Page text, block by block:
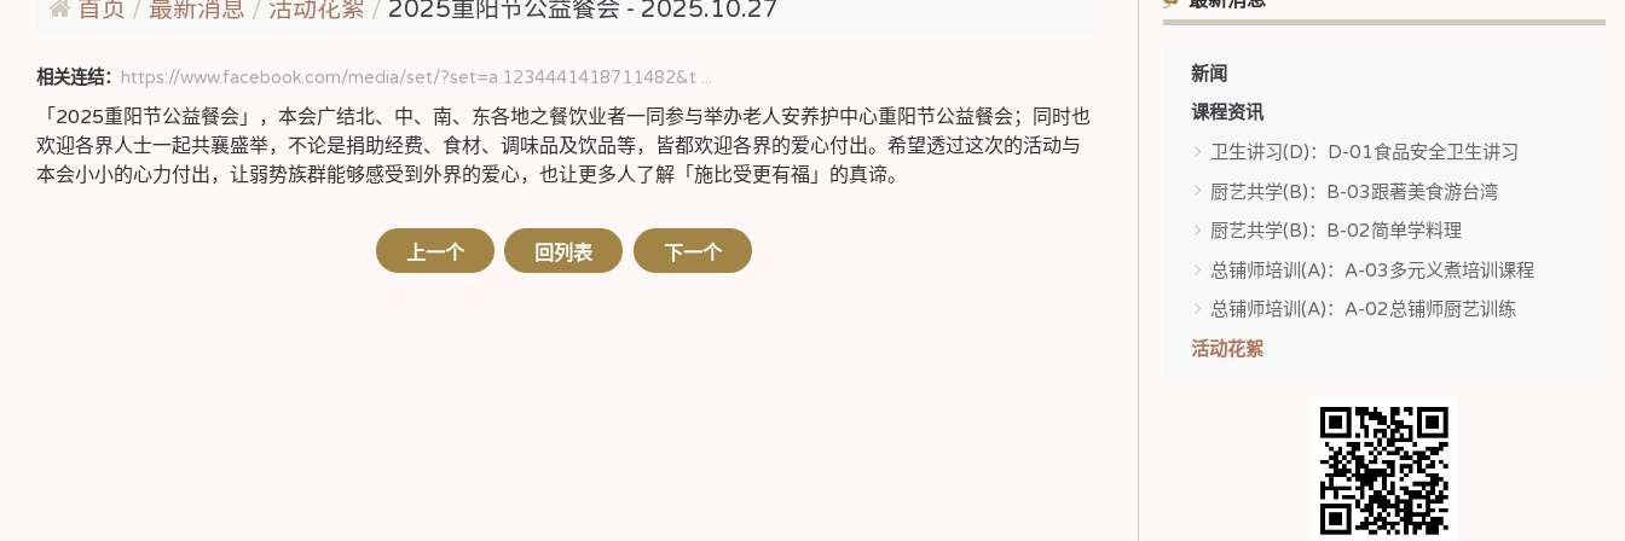
新闻
课程资讯
卫生讲习(D)：D-01食品安全卫生讲习
厨艺共学(B)：B-03跟著美食游台湾
厨艺共学(B)：B-02简单学料理
总铺师培训(A)：A-03多元义煮培训课程
总铺师培训(A)：A-02总铺师厨艺训练
活动花絮
首页 最新消息 活动花絮 2025重阳节公益餐会 - 2025.10.27
相关连结： https://www.facebook.com/media/set/?set=a.1234441418711482&t ...
「2025重阳节公益餐会」，本会广结北、中、南、东各地之餐饮业者一同参与举办老人安养护中心重阳节公益餐会；同时也
欢迎各界人士一起共襄盛举，不论是捐助经费、食材、调味品及饮品等，皆都欢迎各界的爱心付出。希望透过这次的活动与
本会小小的心力付出，让弱势族群能够感受到外界的爱心，也让更多人了解「施比受更有福」的真谛。
上一个 回列表 下一个